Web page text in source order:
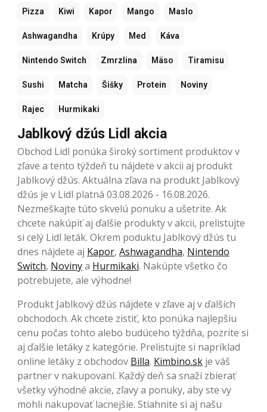
Pizza Kiwi Kapor Mango Maslo
Ashwagandha Krúpy Med Káva
Nintendo Switch Zmrzlina Mäso Tiramisu
Sushi Matcha Šišky Protein Noviny
Rajec Hurmikaki
Jablkový džús Lidl akcia
Obchod Lidl ponúka široký sortiment produktov v
zľave a tento týždeň tu nájdete v akcii aj produkt
Jablkový džús. Aktuálna zľava na produkt Jablkový
džús je v Lidl platná 03.08.2026 - 16.08.2026.
Nezmeškajte túto skvelú ponuku a ušetrite. Ak
chcete nakúpiť aj ďalšie produkty v akcii, prelistujte
si celý Lidl leták. Okrem poduktu Jablkový džús tu
dnes nájdete aj Kapor, Ashwagandha, Nintendo
Switch, Novinya Hurmikaki. Nakúpte všetko čo
potrebujete, ale výhodne!
Produkt Jablkový džús nájdete v zľave aj v ďalších
obchodoch. Ak chcete zistiť, kto ponúka najlepšiu
cenu počas tohto alebo budúceho týždňa, pozrite si
aj ďalšie letáky z kategórie. Prelistujte si napríklad
online letáky z obchodov Billa. Kimbino.sk je váš
partner v nakupovaní. Každý deň sa snaží zbierať
všetky výhodné akcie, zľavy a ponuky, aby ste vy
mohli nakupovať lacnejšie. Stiahnite si aj našu